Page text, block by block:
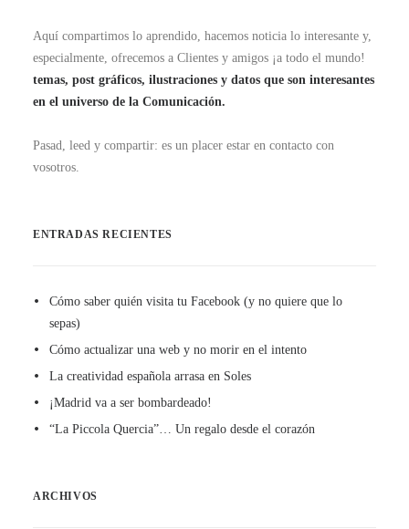
Aquí compartimos lo aprendido, hacemos noticia lo interesante y,
especialmente, ofrecemos a Clientes y amigos ¡a todo el mundo!
temas, post gráficos, ilustraciones y datos que son interesantes
en el universo de la Comunicación.
Pasad, leed y compartir: es un placer estar en contacto con
vosotros.
ENTRADAS RECIENTES
Cómo saber quién visita tu Facebook (y no quiere que lo
sepas)
Cómo actualizar una web y no morir en el intento
La creatividad española arrasa en Soles
¡Madrid va a ser bombardeado!
“La Piccola Quercia”… Un regalo desde el corazón
ARCHIVOS